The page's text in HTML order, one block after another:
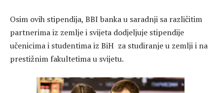
Osim ovih stipendija, BBI banka u saradnji sa različitim
partnerima iz zemlje i svijeta dodjeljuje stipendije
učenicima i studentima iz BiH za studiranje u zemlji i na
prestižnim fakultetima u svijetu.